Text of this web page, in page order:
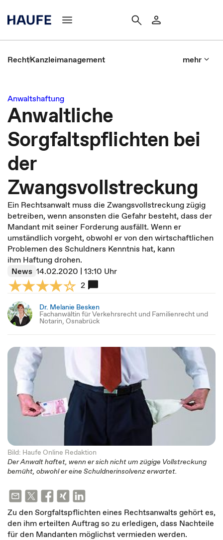
RechtKanzleimanagement mehr
Anwaltshaftung
Anwaltliche
Sorgfaltspflichten bei
der
Zwangsvollstreckung
Ein Rechtsanwalt muss die Zwangsvollstreckung zügig
betreiben, wenn ansonsten die Gefahr besteht, dass der
Mandant mit seiner Forderung ausfällt. Wenn er
umständlich vorgeht, obwohl er von den wirtschaftlichen
Problemen des Schuldners Kenntnis hat, kann
ihm Haftung drohen.
News 14.02.2020 | 13:10 Uhr
2
Dr. Melanie Besken
Fachanwältin für Verkehrsrecht und Familienrecht und
Notarin, Osnabrück
Bild: Haufe Online Redaktion
Der Anwalt haftet, wenn er sich nicht um zügige Vollstreckung
bemüht, obwohl er eine Schuldnerinsolvenz erwartet.
Zu den Sorgfaltspflichten eines Rechtsanwalts gehört es,
den ihm erteilten Auftrag so zu erledigen, dass Nachteile
für den Mandanten möglichst vermieden werden.